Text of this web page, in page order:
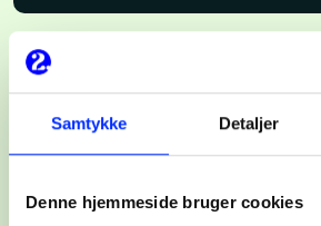
Samtykke Detaljer
Denne hjemmeside bruger cookies